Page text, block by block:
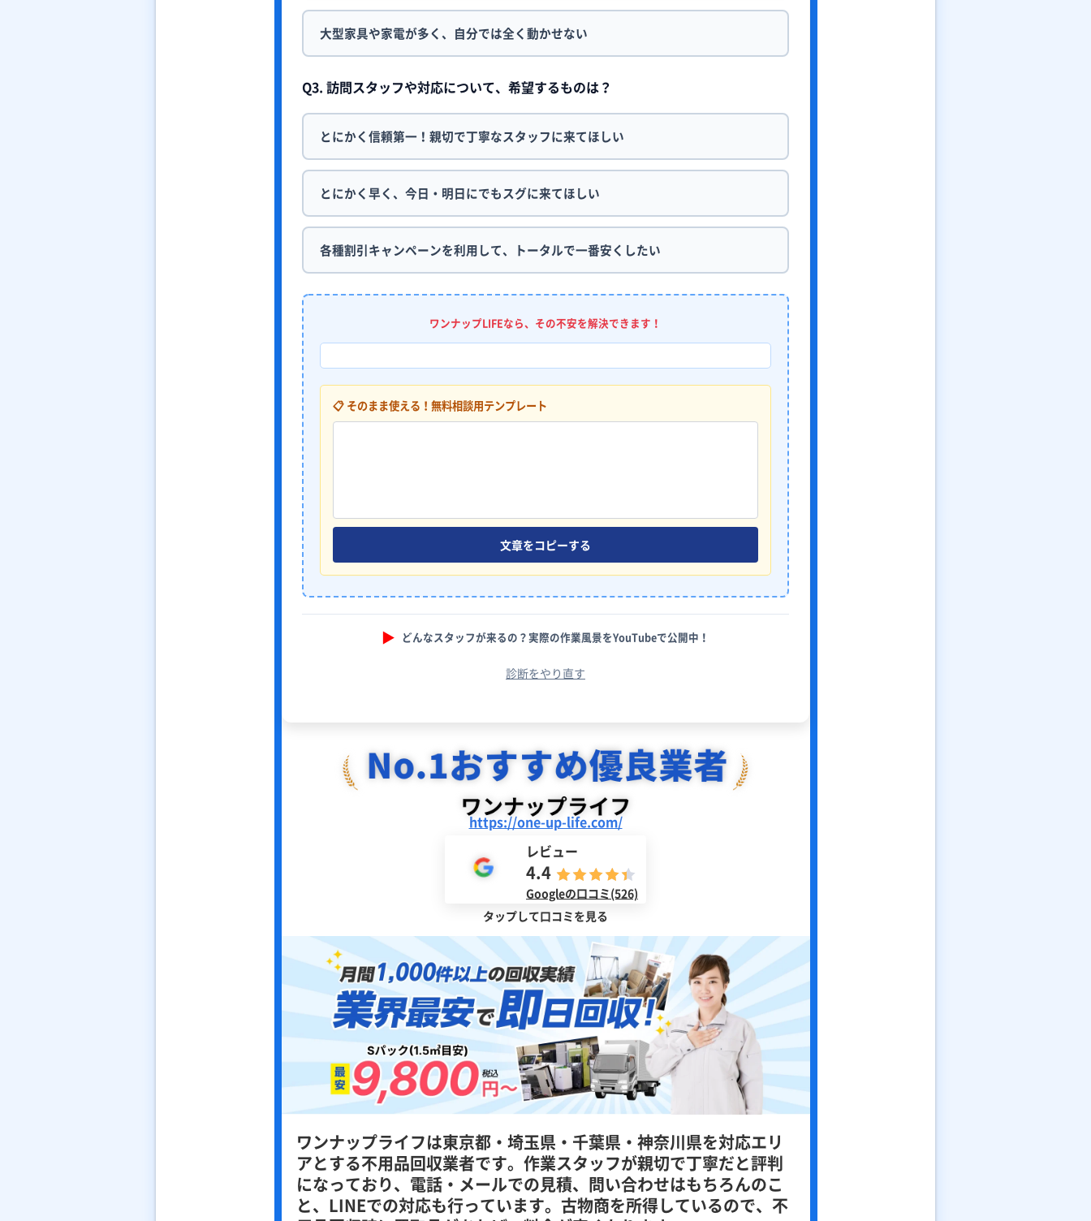
大型家具や家電が多く、自分では全く動かせない
Q3. 訪問スタッフや対応について、希望するものは？
とにかく信頼第一！親切で丁寧なスタッフに来てほしい
とにかく早く、今日・明日にでもスグに来てほしい
各種割引キャンペーンを利用して、トータルで一番安くしたい
ワンナップLIFEなら、その不安を解決できます！
📋 そのまま使える！無料相談用テンプレート
文章をコピーする
▶︎ どんなスタッフが来るの？実際の作業風景をYouTubeで公開中！
診断をやり直す
https://one-up-life.com/
レビュー
4.4
Googleの口コミ(526)
タップして口コミを見る
ワンナップライフは東京都・埼玉県・千葉県・神奈川県を対応エリ
アとする不用品回収業者です。作業スタッフが親切で丁寧だと評判
になっており、電話・メールでの見積、問い合わせはもちろんのこ
と、LINEでの対応も行っています。古物商を所得しているので、不